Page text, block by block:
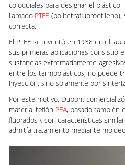
coloquiales para designar el plástico
llamado PTFE (politetrafluoroetileno),
correcta.
El PTFE se inventó en 1938 en el
sus primeras aplicaciones consistió
sustancias extremadamente
entre los termoplásticos, no puede
inyección, sino solamente por
Por este motivo, Dupont
material teflón PFA, basado también
fluorados y con características
admitía tratamiento mediante